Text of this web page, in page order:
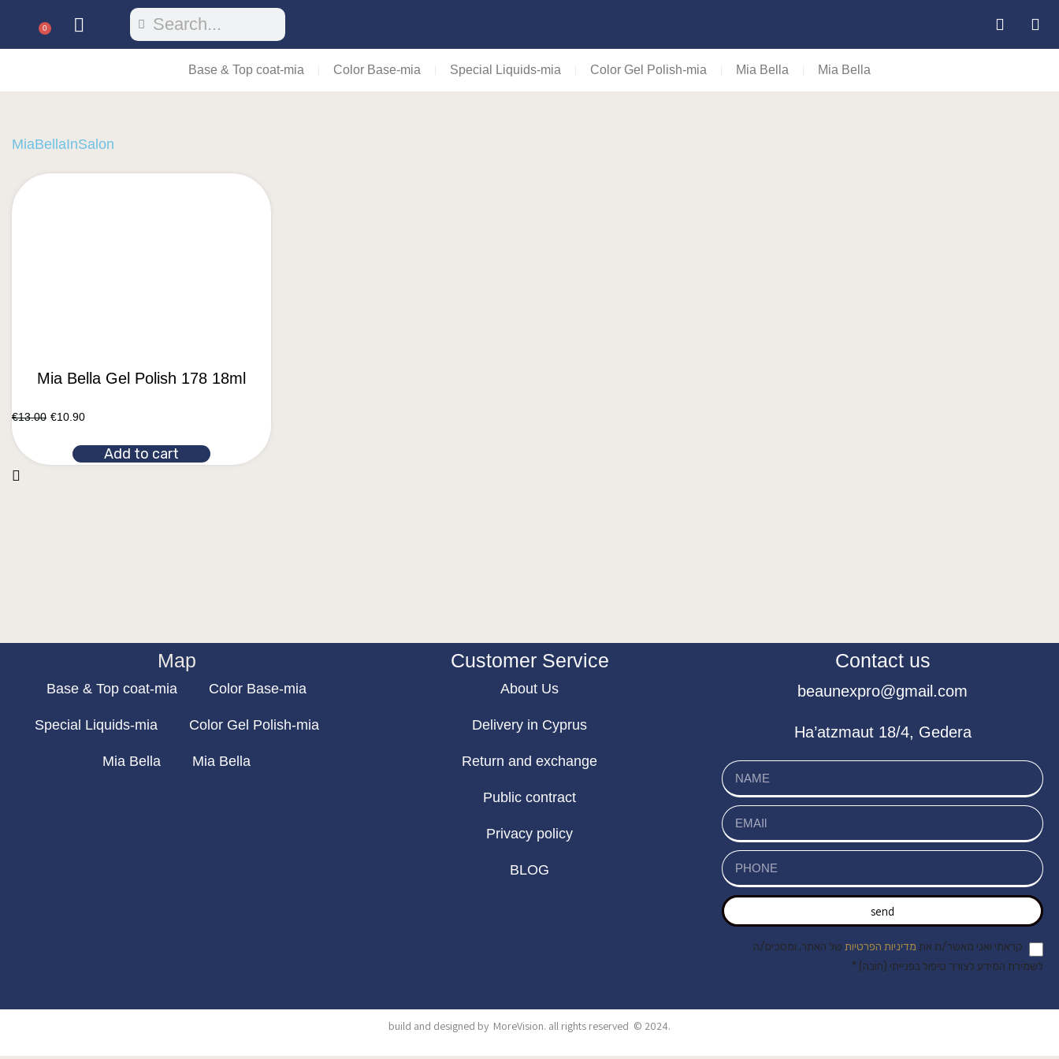
0
Base & Top coat-mia Color Base-mia Special Liquids-mia Color Gel Polish-mia Mia Bella Mia Bella
MiaBellaInSalon
Mia Bella Gel Polish 178 18ml
€13.00 €10.90
Add to cart
Contact us
beaunexpro@gmail.com
Ha’atzmaut 18/4, Gedera
send
קראתי ואני מאשר/ת את מדיניות הפרטיות של האתר, ומסכים/ה
לשמירת המידע לצורך טיפול בפנייתי (חובה) *
Customer Service
About Us
Delivery in Cyprus
Return and exchange
Public contract
Privacy policy
BLOG
Map
Base & Top coat-mia Color Base-mia
Special Liquids-mia Color Gel Polish-mia
Mia Bella Mia Bella
build and designed by MoreVision. all rights reserved © 2024.